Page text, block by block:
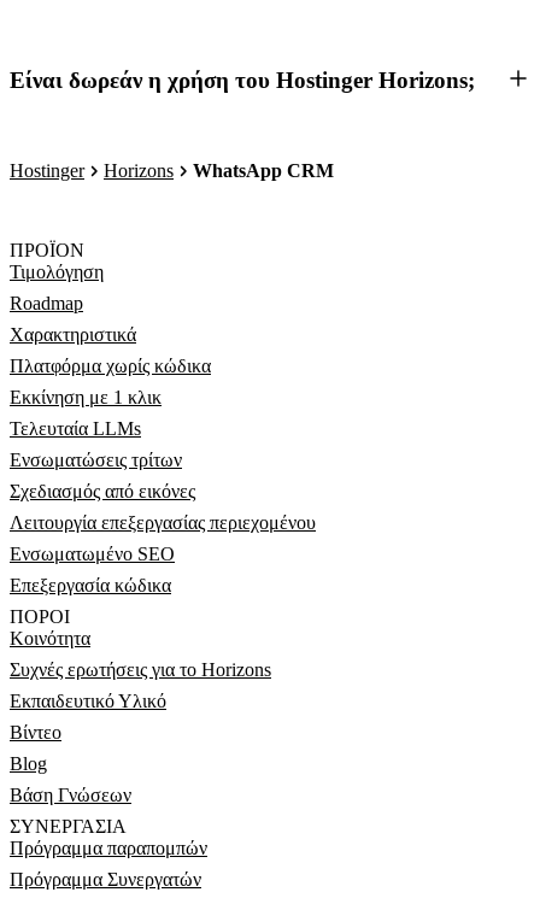
Είναι δωρεάν η χρήση του Hostinger Horizons;
Hostinger Horizons WhatsApp CRM
ΠΡΟΪΟΝ
Τιμολόγηση
Roadmap
Χαρακτηριστικά
Πλατφόρμα χωρίς κώδικα
Εκκίνηση με 1 κλικ
Τελευταία LLMs
Ενσωματώσεις τρίτων
Σχεδιασμός από εικόνες
Λειτουργία επεξεργασίας περιεχομένου
Ενσωματωμένο SEO
Επεξεργασία κώδικα
ΠΟΡΟΙ
Κοινότητα
Συχνές ερωτήσεις για το Horizons
Εκπαιδευτικό Υλικό
Βίντεο
Blog
Βάση Γνώσεων
ΣΥΝΕΡΓΑΣΙΑ
Πρόγραμμα παραπομπών
Πρόγραμμα Συνεργατών